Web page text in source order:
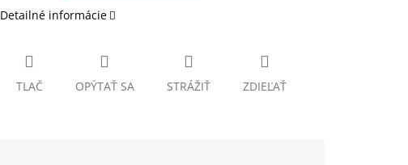
Detailné informácie
TLAČ OPÝTAŤ SA STRÁŽIŤ ZDIEĽAŤ